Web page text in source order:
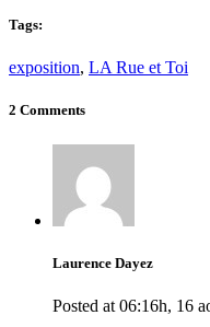
Tags:
exposition, LA Rue et Toi
2 Comments
Laurence Dayez
Posted at 06:16h, 16